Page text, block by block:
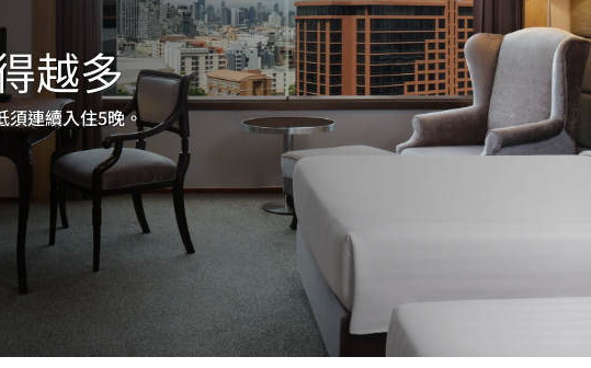
越多
須連續入住5晚。